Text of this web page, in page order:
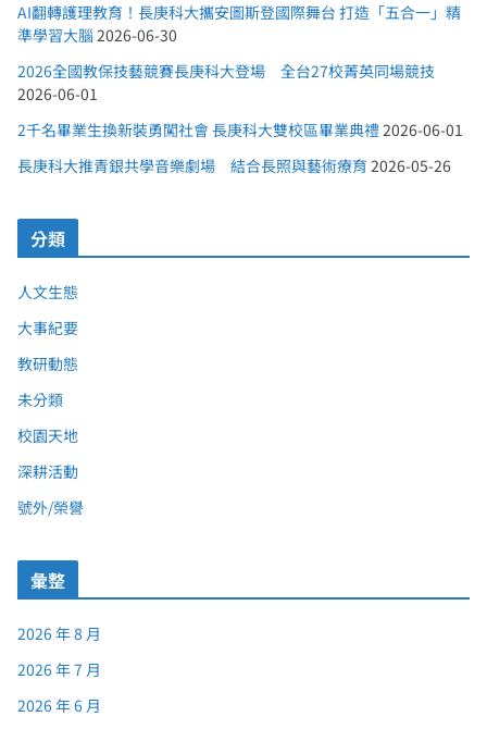
AI翻轉護理教育！長庚科大攜安圖斯登國際舞台 打造「五合一」精
準學習大腦 2026-06-30
2026全國教保技藝競賽長庚科大登場 全台27校菁英同場競技
2026-06-01
2千名畢業生換新裝勇闖社會 長庚科大雙校區畢業典禮2026-06-01
長庚科大推青銀共學音樂劇場 結合長照與藝術療育 2026-05-26
分類
人文生態
大事紀要
教研動態
未分類
校園天地
深耕活動
號外/榮譽
彙整
2026 年 8 月
2026 年 7 月
2026 年 6 月